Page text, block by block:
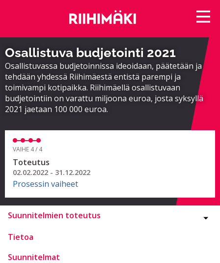
Osallistuva budjetointi 2021
Osallistuvassa budjetoinnissa ideoidaan, päätetään ja
tehdään yhdessä Riihimäestä entistä parempi ja
toimivampi kotipaikka. Riihimäellä osallistuvaan
budjetointiin on varattu miljoona euroa, josta syksyllä
2021 jaetaan 100 000 euroa.
VAIHE 4 / 4
Toteutus
02.02.2022 - 31.12.2022
Prosessin vaiheet
Suunnitelmien toteutus
Tietoa
Suunnitelmat